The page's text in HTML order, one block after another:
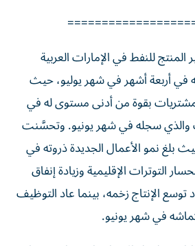
للنفط في الإمارات العربية
في أربعة أشهر في شهر يوليو، حيث
بقوة من أدنى مستوى له في
سجله في شهر يونيو. وتحسَّنت
بلغ نمو الأعمال الجديدة ذروته في
التوترات الإقليمية وزيادة إنفاق
توسع الإنتاج زخمه، بينما عاد التوظيف
في شهر یونيو.